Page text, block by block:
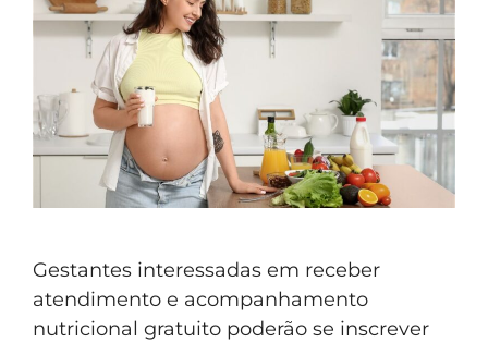
Gestantes interessadas em receber
atendimento e acompanhamento
nutricional gratuito poderão se inscrever